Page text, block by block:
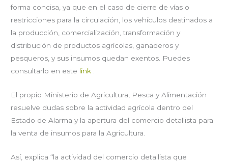
forma concisa, ya que en el caso de cierre de vías o
restricciones para la circulación, los vehículos destinados a
la producción, comercialización, transformación y
distribución de productos agrícolas, ganaderos y
pesqueros, y sus insumos quedan exentos. Puedes
consultarlo en este link .
El propio Ministerio de Agricultura, Pesca y Alimentación
resuelve dudas sobre la actividad agrícola dentro del
Estado de Alarma y la apertura del comercio detallista para
la venta de insumos para la Agricultura.
Así, explica “la actividad del comercio detallista que